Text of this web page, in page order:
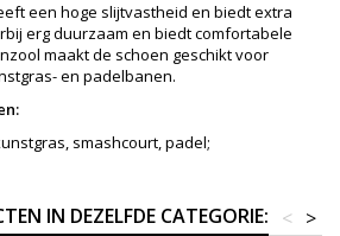
een hoge slijtvastheid en biedt extra
erg duurzaam en biedt comfortabele
maakt de schoen geschikt voor
en padelbanen.
smashcourt, padel;
IN DEZELFDE CATEGORIE: >
<